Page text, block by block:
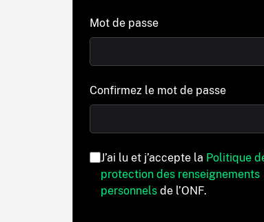
Mot de passe
Confirmez le mot de passe
J’ai lu et j’accepte la Politique
protection des renseignements
personnelsde l’ONF.